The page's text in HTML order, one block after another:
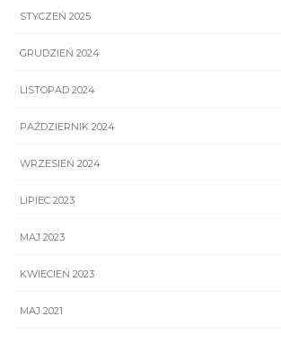
STYCZEŃ 2025
GRUDZIEŃ 2024
LISTOPAD 2024
PAŹDZIERNIK 2024
WRZESIEŃ 2024
LIPIEC 2023
MAJ 2023
KWIECIEŃ 2023
MAJ 2021